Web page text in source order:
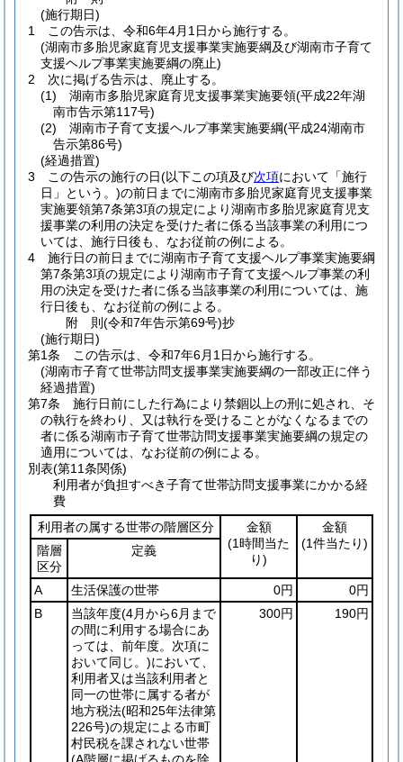
(施行期日)
1
この告示は、令和6年4月1日から施行する。
(湖南市多胎児家庭育児支援事業実施要綱及び湖南市子育て
支援ヘルプ事業実施要綱の廃止)
2
次に掲げる告示は、廃止する。
(1)
湖南市多胎児家庭育児支援事業実施要領(平成22年湖
南市告示第117号)
(2)
湖南市子育て支援ヘルプ事業実施要綱(平成24湖南市
告示第86号)
(経過措置)
3
この告示の施行の日(以下この項及び次項において「施行
日」という。)の前日までに湖南市多胎児家庭育児支援事業
実施要領第7条第3項の規定により湖南市多胎児家庭育児支
援事業の利用の決定を受けた者に係る当該事業の利用につ
いては、施行日後も、なお従前の例による。
4
施行日の前日までに湖南市子育て支援ヘルプ事業実施要綱
第7条第3項の規定により湖南市子育て支援ヘルプ事業の利
用の決定を受けた者に係る当該事業の利用については、施
行日後も、なお従前の例による。
附 則(令和7年告示第69号)抄
(施行期日)
第1条
この告示は、令和7年6月1日から施行する。
(湖南市子育て世帯訪問支援事業実施要綱の一部改正に伴う
経過措置)
第7条
施行日前にした行為により禁錮以上の刑に処され、そ
の執行を終わり、又は執行を受けることがなくなるまでの
者に係る湖南市子育て世帯訪問支援事業実施要綱の規定の
適用については、なお従前の例による。
別表(第11条関係)
利用者が負担すべき子育て世帯訪問支援事業にかかる経
費
利用者の属する世帯の階層区分
金額
(1時間当た
り)
金額
(1件当たり)
階層
区分
定義
A 生活保護の世帯 0円
0円
B
当該年度(4月から6月まで
の間に利用する場合にあ
っては、前年度。次項に
おいて同じ。)において、
利用者又は当該利用者と
同一の世帯に属する者が
地方税法(昭和25年法律第
226号)の規定による市町
村民税を課されない世帯
300円 190円